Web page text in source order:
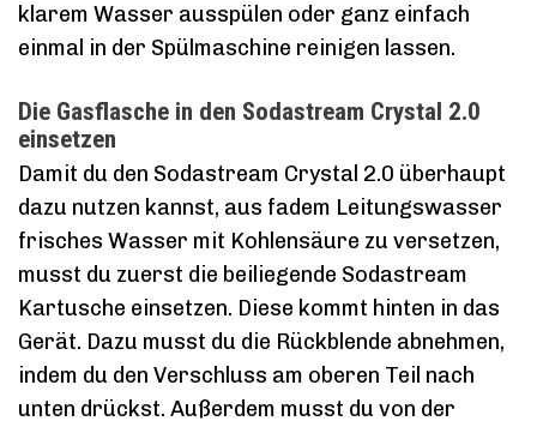
klarem Wasser ausspülen oder ganz einfach
einmal in der Spülmaschine reinigen lassen.
Die Gasflasche in den Sodastream Crystal 2.0
einsetzen
Damit du den Sodastream Crystal 2.0 überhaupt
dazu nutzen kannst, aus fadem Leitungswasser
frisches Wasser mit Kohlensäure zu versetzen,
musst du zuerst die beiliegende Sodastream
Kartusche einsetzen. Diese kommt hinten in das
Gerät. Dazu musst du die Rückblende abnehmen,
indem du den Verschluss am oberen Teil nach
unten drückst. Außerdem musst du von der